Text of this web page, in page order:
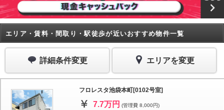
エリア・賃料・間取り・駅徒歩が近いおすすめ物件一覧
詳細条件変更 エリアを変更
フロレスタ池袋本町[0102号室]
7.7万円 (管理費 8,000円)